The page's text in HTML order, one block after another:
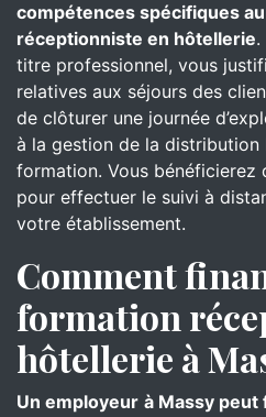
compétences spécifiques
réceptionniste en hôtellerie.
titre professionnel, vous
relatives aux séjours des
de clôturer une journée
à la gestion de la distribution
formation. Vous bénéficierez
pour effectuer le suivi à
votre établissement.
Comment
formation
hôtellerie à
Un employeur à Massy peut